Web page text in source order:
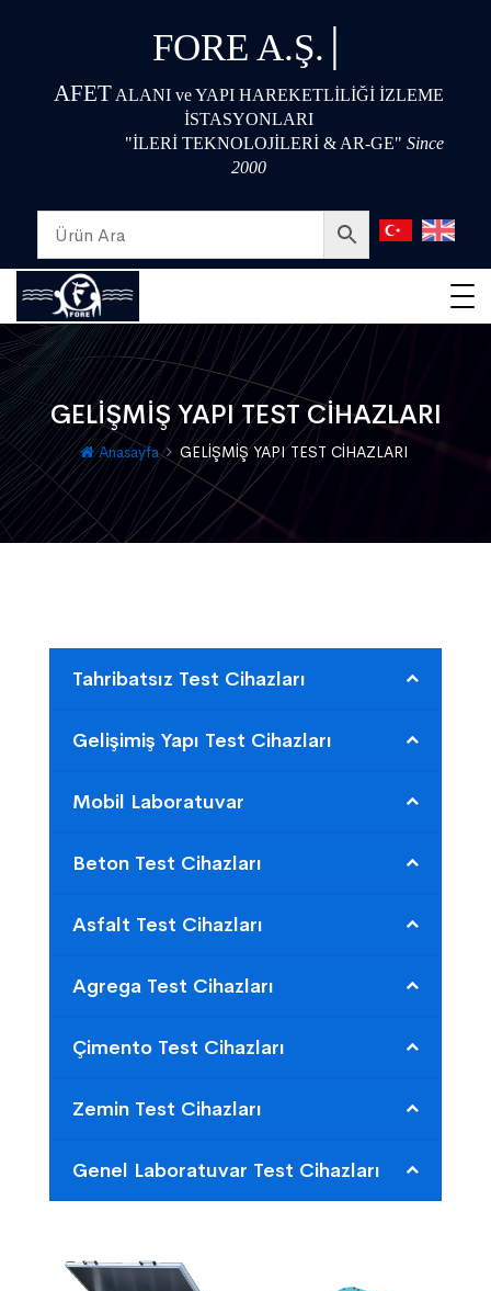
FORE A.Ş. |
AFETALANI ve YAPI HAREKETLİLİĞİ İZLEME
İSTASYONLARI
"İLERİ TEKNOLOJİLERİ & AR-GE" Since
2000
GELİŞMİŞ YAPI TEST CİHAZLARI
Anasayfa GELİŞMİŞ YAPI TEST CİHAZLARI
Tahribatsız Test Cihazları
Gelişimiş Yapı Test Cihazları
Mobil Laboratuvar
Beton Test Cihazları
Asfalt Test Cihazları
Agrega Test Cihazları
Çimento Test Cihazları
Zemin Test Cihazları
Genel Laboratuvar Test Cihazları